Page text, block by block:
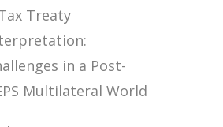
TRIBUTAÇÃO,
FINANÇAS
PÚBLICAS E
DESENVOLVIMENTO
(ENSAIOS)